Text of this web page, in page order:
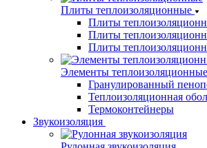
Плиты теплоизоляционные
Плиты
Плиты
Плиты
Элементы теплоизоляционные
Гранулированный
Теплоизоляционная
Термоконтейнеры
Звукоизоляция